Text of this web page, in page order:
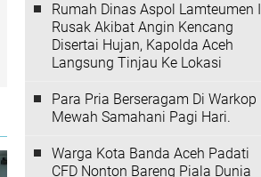
Rumah Dinas Aspol Lamteumen I
Rusak Akibat Angin Kencang
Disertai Hujan, Kapolda Aceh
Langsung Tinjau Ke Lokasi
Para Pria Berseragam Di Warkop
Mewah Samahani Pagi Hari.
Warga Kota Banda Aceh Padati
CFD Nonton Bareng Piala Dunia